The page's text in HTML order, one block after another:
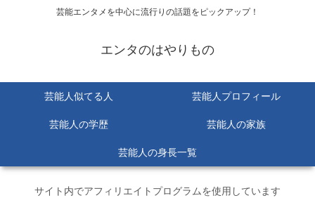
芸能エンタメを中心に流行りの話題をピックアップ！
エンタのはやりもの
芸能人似てる人 芸能人プロフィール
芸能人の学歴 芸能人の家族
芸能人の身長一覧
サイト内でアフィリエイトプログラムを使用しています